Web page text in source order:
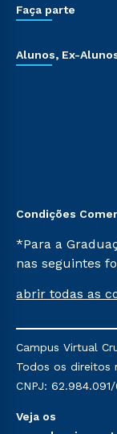
Faça parte
Alunos, Ex-
Condições
*Para a
nas seguintes
Já para as
mencionadas
Religioso,
do Ensino de
abrir todas as
Campus Virtual
Todos os direitos
CNPJ:
Veja os